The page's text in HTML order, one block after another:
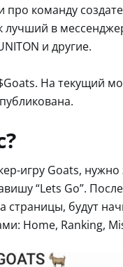
команду
лучший в
и другие.
На текущий
игру Goats,
“Lets Go”.
страницы, будут
Home, Ranking,